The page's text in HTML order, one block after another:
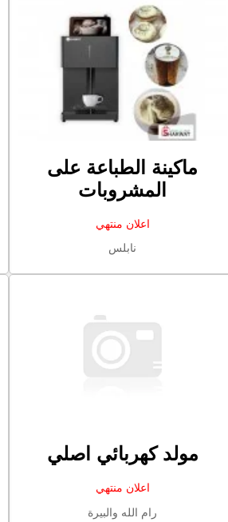
ماكينة الطباعة على
المشروبات
اعلان منتهي
نابلس
مولد كهربائي اصلي
اعلان منتهي
رام الله والبيرة